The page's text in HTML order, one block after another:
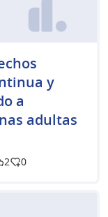
y
a
adultas
2 0